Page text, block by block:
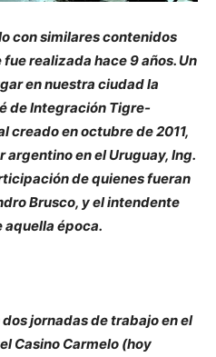
con similares contenidos
realizada hace 9 años. Un
en nuestra ciudad la
de Integración Tigre-
creado en octubre de 2011,
en el Uruguay, Ing.
de quienes fueran
Brusco, y el intendente
aquella época.
jornadas de trabajo en el
Casino Carmelo (hoy